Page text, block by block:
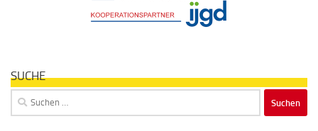
SUCHE
Suchen
nach: